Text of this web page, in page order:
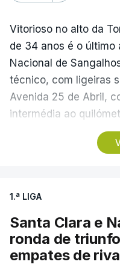
Vitorioso no alto da
de 34 anos é o último
Nacional de
técnico, com ligeiras
Avenida 25 de Abril,
intermédia ao
Vencedor das
para tentar encurtar a
equipa, embora seja
minutos numa
O brasileiro Felipe
1.ª LIGA
Santa Clara e
ronda de
empates de